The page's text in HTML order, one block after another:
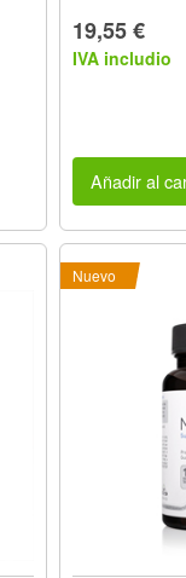
19,55 €
IVA includio
Añadir al
Nuevo